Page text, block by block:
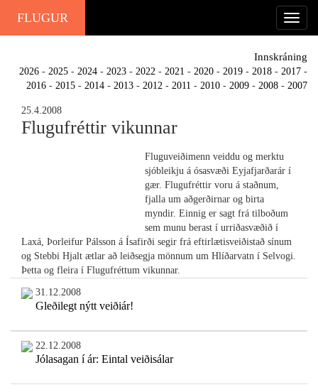
FLUGUR
Innskráning
2026 - 2025 - 2024 - 2023 - 2022 - 2021 - 2020 - 2019 - 2018 - 2017 -
2016 - 2015 - 2014 - 2013 - 2012 - 2011 - 2010 - 2009 - 2008 - 2007
25.4.2008
Flugufréttir vikunnar
Fluguveiðimenn veiddu og merktu
sjóbleikju á ósasvæði Eyjafjarðarár í
gær. Flugufréttir voru á staðnum,
fjalla um aðgerðirnar og birta
myndir. Einnig er sagt frá tilboðum
sem munu berast í urriðasvæðið í
Laxá, Þorleifur Pálsson á Ísafirði segir frá eftirlætisveiðistað sínum
og Stebbi Hjalt ætlar að leiðsegja mönnum um Hlíðarvatn í Selvogi.
Þetta og fleira í Flugufréttum vikunnar.
31.12.2008
Gleðilegt nýtt veiðiár!
22.12.2008
Jólasagan í ár: Eintal veiðisálar